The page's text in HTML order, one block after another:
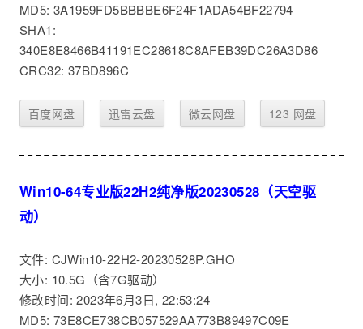
MD5: 3A1959FD5BBBBE6F24F1ADA54BF22794
SHA1:
340E8E8466B41191EC28618C8AFEB39DC26A3D86
CRC32: 37BD896C
百度网盘 迅雷云盘 微云网盘 123 网盘
Win10-64专业版22H2纯净版20230528（天空驱
动）
文件: CJWin10-22H2-20230528P.GHO
大小: 10.5G（含7G驱动）
修改时间: 2023年6月3日, 22:53:24
MD5: 73E8CE738CB057529AA773B89497C09E